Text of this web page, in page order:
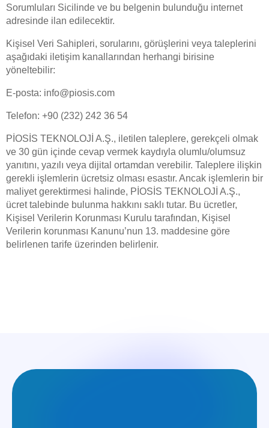
Sorumluları Sicilinde ve bu belgenin bulunduğu internet
adresinde ilan edilecektir.
Kişisel Veri Sahipleri, sorularını, görüşlerini veya taleplerini
aşağıdaki iletişim kanallarından herhangi birisine
yöneltebilir:
E-posta: info@piosis.com
Telefon: +90 (232) 242 36 54
PİOSİS TEKNOLOJİ A.Ş., iletilen taleplere, gerekçeli olmak
ve 30 gün içinde cevap vermek kaydıyla olumlu/olumsuz
yanıtını, yazılı veya dijital ortamdan verebilir. Taleplere ilişkin
gerekli işlemlerin ücretsiz olması esastır. Ancak işlemlerin bir
maliyet gerektirmesi halinde, PİOSİS TEKNOLOJİ A.Ş.,
ücret talebinde bulunma hakkını saklı tutar. Bu ücretler,
Kişisel Verilerin Korunması Kurulu tarafından, Kişisel
Verilerin korunması Kanunu’nun 13. maddesine göre
belirlenen tarife üzerinden belirlenir.